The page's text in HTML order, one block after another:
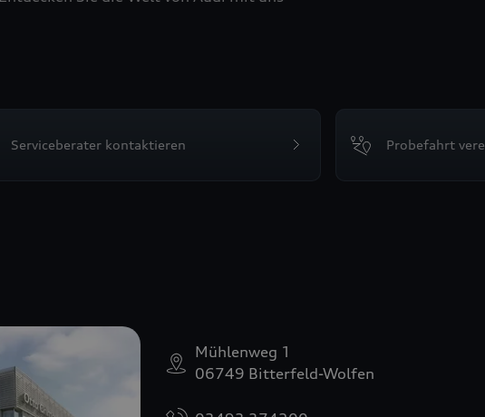
Serviceberater kontaktieren Probefahrt
Mühlenweg 1
06749 Bitterfeld-Wolfen